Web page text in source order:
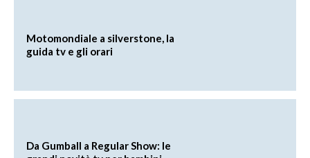
Motomondiale a silverstone, la
guida tv e gli orari
Da Gumball a Regular Show: le